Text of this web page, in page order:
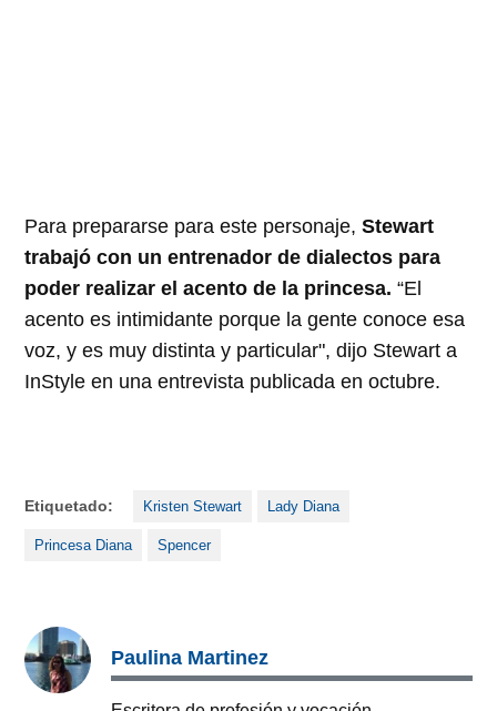
Para prepararse para este personaje,Stewart
trabajó con un entrenador de dialectos para
poder realizar el acento de la princesa. “El
acento es intimidante porque la gente conoce esa
voz, y es muy distinta y particular", dijo Stewart a
InStyle en una entrevista publicada en octubre.
Etiquetado: Kristen Stewart Lady Diana
Princesa Diana Spencer
Paulina Martinez